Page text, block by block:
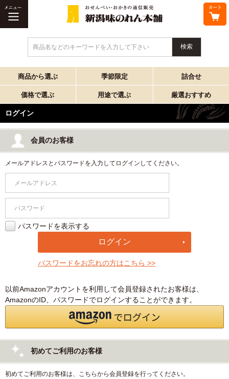
商品名などのキーワードを入力して下さい
商品から選ぶ 季節限定 詰合せ
価格で選ぶ 用途で選ぶ 厳選おすすめ
ログイン
会員のお客様
メールアドレスとパスワードを入力してログインしてください。
パスワードを表示する
パスワードをお忘れの方はこちら >>
以前Amazonアカウントを利用して会員登録されたお客様は、
AmazonのID、パスワードでログインすることができます。
初めてご利用のお客様
初めてご利用のお客様は、こちらから会員登録を行ってください。